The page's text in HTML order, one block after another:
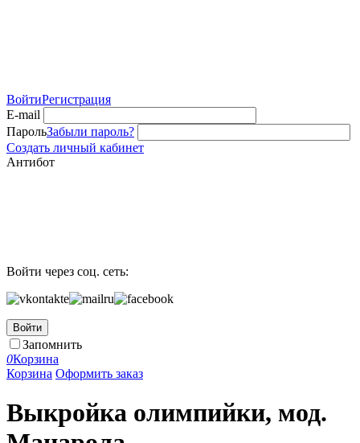
ВойтиРегистрация
E-mail
ПарольЗабыли пароль?
Создать личный кабинет
Антибот
Войти через соц. сеть:
Войти
Запомнить
0Корзина
Корзина Оформить заказ
Выкройка олимпийки, мод.